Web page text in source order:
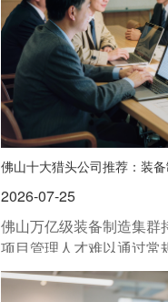
佛山十大猎头公司推荐：装
2026-07-25
佛山万亿级装备制造集群
项目管理人才难以通过常